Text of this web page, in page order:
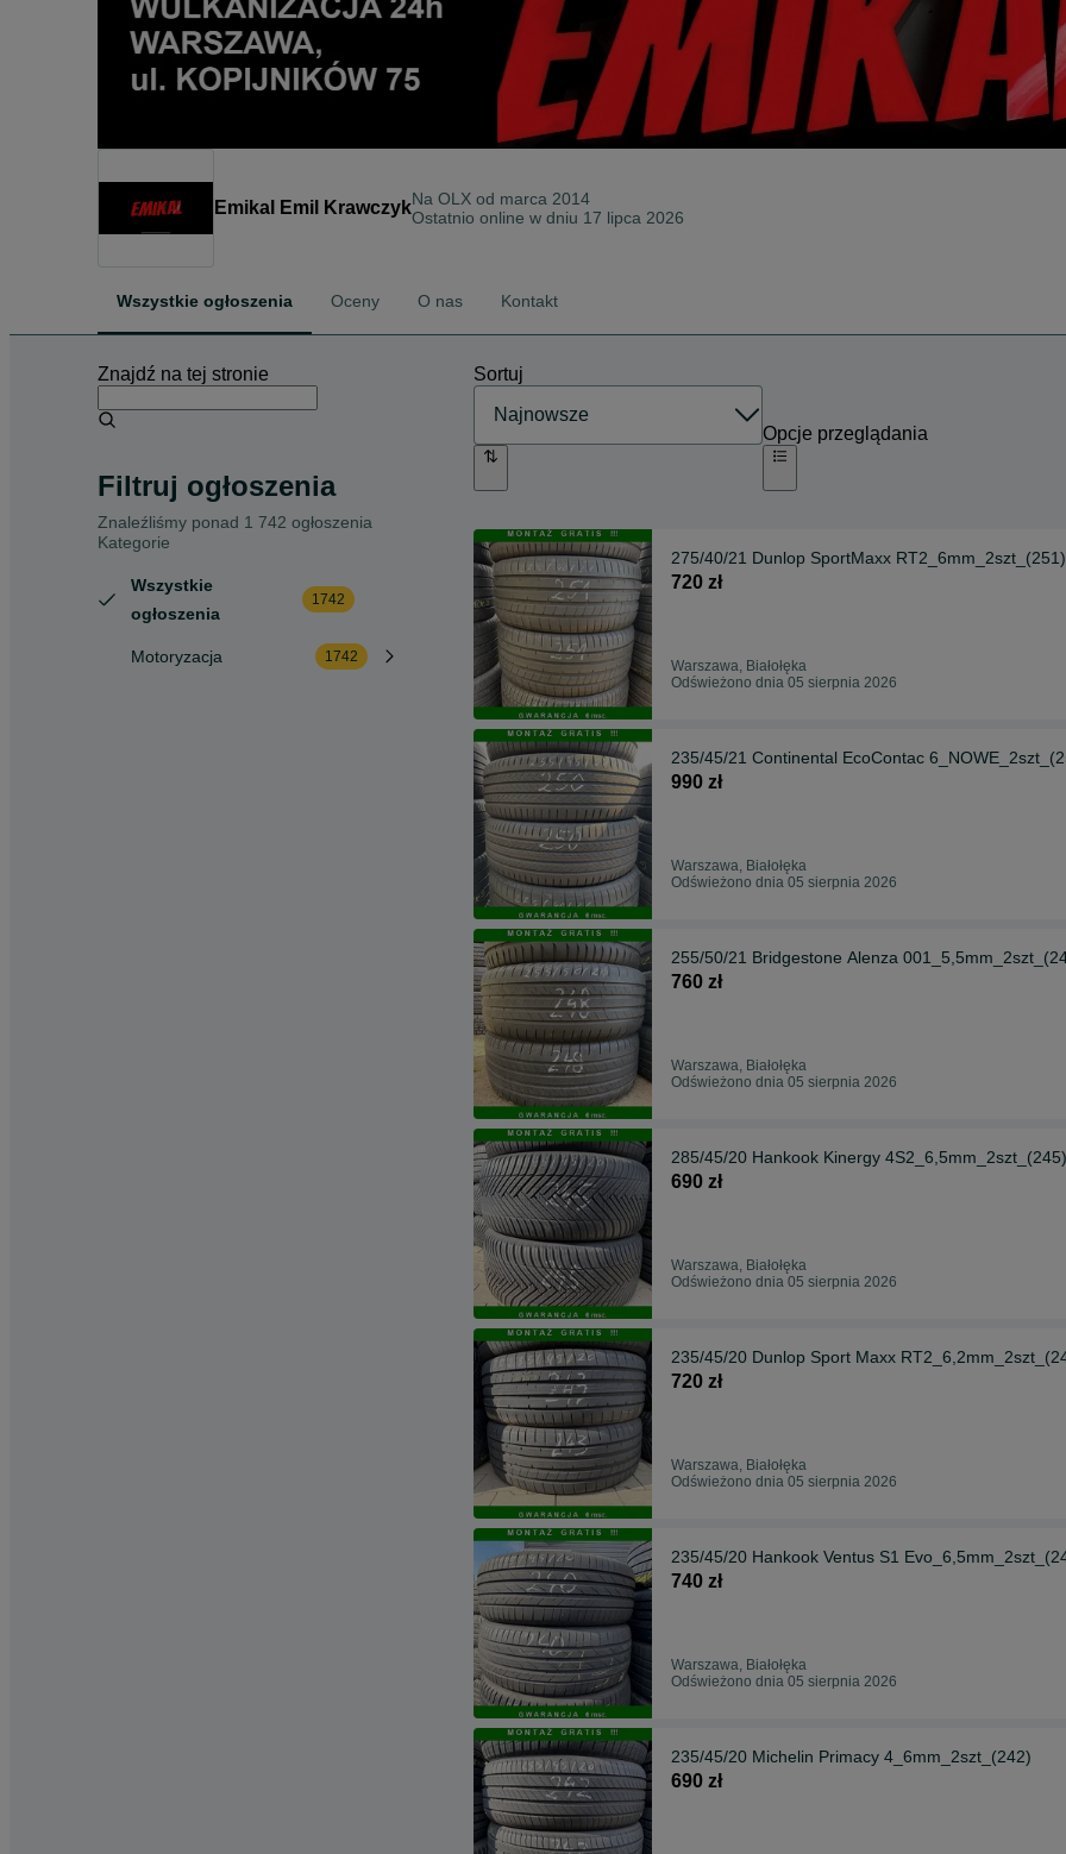
Emikal Emil KrawczykNa OLX od marca 2014
Ostatnio online w dniu 17 lipca 2026
Wszystkie ogłoszenia Oceny O nas Kontakt
Znajdź na tej stronie
Filtruj ogłoszenia
Znaleźliśmy ponad 1 742 ogłoszenia
Kategorie
Wszystkie
ogłoszenia
1742
Motoryzacja 1742
Sortuj
Opcje przeglądania
275/40/21 Dunlop SportMaxx RT2_6mm_2szt_(251)
720 zł
Warszawa, Białołęka
Odświeżono dnia 05 sierpnia 2026
235/45/21 Continental EcoContac
990 zł
Warszawa, Białołęka
Odświeżono dnia 05 sierpnia 2026
255/50/21 Bridgestone Alenza
760 zł
Warszawa, Białołęka
Odświeżono dnia 05 sierpnia 2026
285/45/20 Hankook Kinergy 4S2_6,5mm_2szt_(245)
690 zł
Warszawa, Białołęka
Odświeżono dnia 05 sierpnia 2026
235/45/20 Dunlop Sport Maxx
720 zł
Warszawa, Białołęka
Odświeżono dnia 05 sierpnia 2026
235/45/20 Hankook Ventus S1
740 zł
Warszawa, Białołęka
Odświeżono dnia 05 sierpnia 2026
235/45/20 Michelin Primacy 4_6mm_2szt_(242)
690 zł